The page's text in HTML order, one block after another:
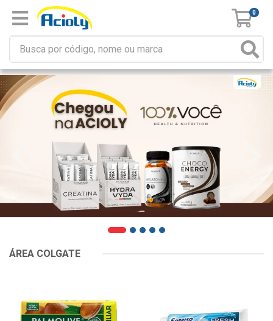
0
ÁREA COLGATE